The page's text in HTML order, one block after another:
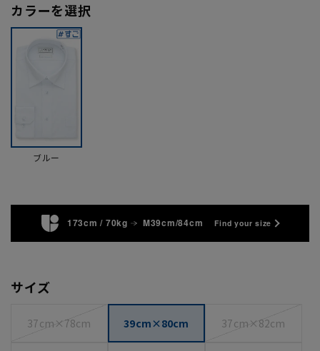
カラーを選択
ブルー
173cm / 70kg M39cm/84cm Find your size
サイズ
37cm×78cm 39cm×80cm 37cm×82cm